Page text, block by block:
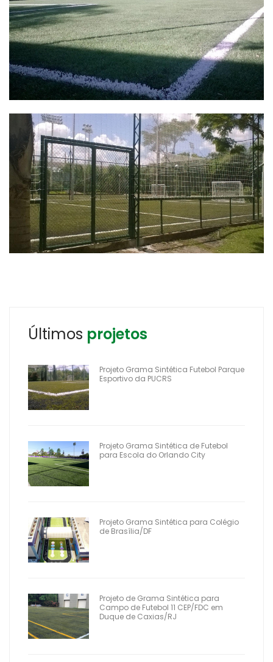
Últimos projetos
Projeto Grama Sintética Futebol Parque
Esportivo da PUCRS
Projeto Grama Sintética de Futebol
para Escola do Orlando City
Projeto Grama Sintética para Colégio
de Brasília/DF
Projeto de Grama Sintética para
Campo de Futebol 11 CEP/FDC em
Duque de Caxias/RJ